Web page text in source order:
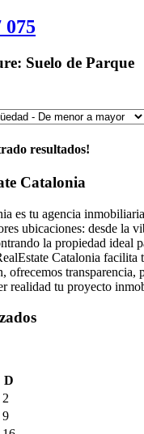
075
Suelo de Parque
resultados!
Catalonia
es tu agencia
ubicaciones: desde la
la propiedad ideal
Catalonia
ofrecemos transparencia,
realidad tu proyecto
D
2
9